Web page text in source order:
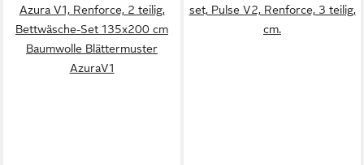
Azura V1, Renforce, 2 teilig,
Bettwäsche-Set 135x200 cm
Baumwolle Blättermuster
AzuraV1
set, Pulse V2, Renforce, 3 teilig,
cm.